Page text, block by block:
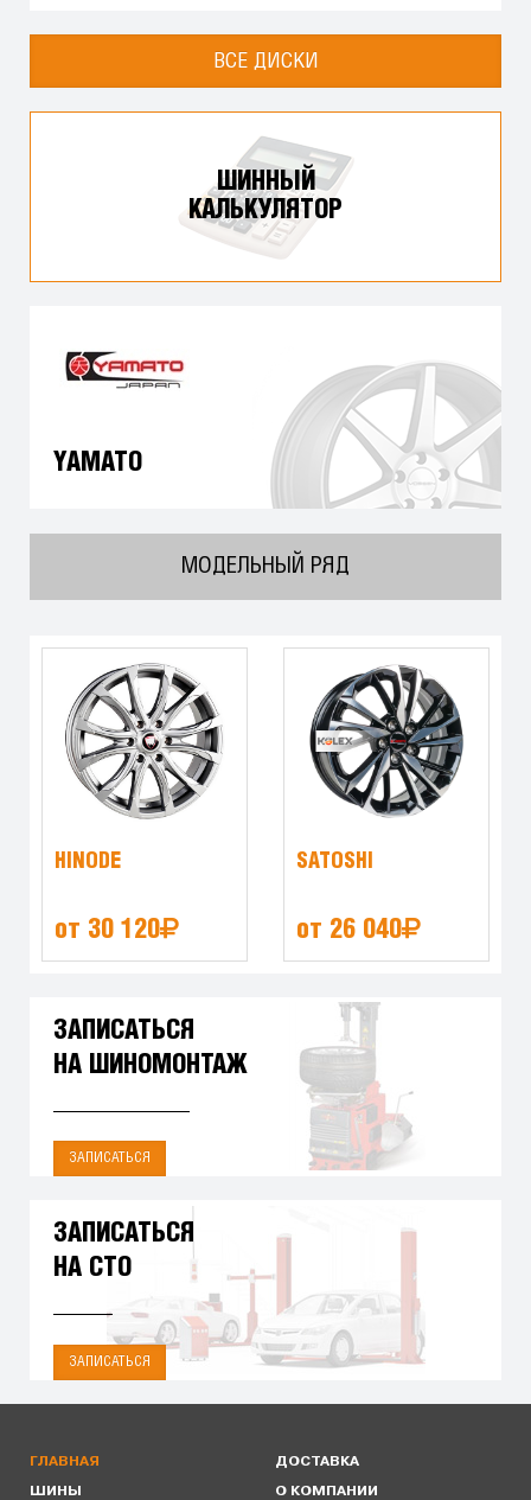
ВСЕ ДИСКИ
ШИННЫЙ
КАЛЬКУЛЯТОР
YAMATO
МОДЕЛЬНЫЙ РЯД
HINODE
от 30 120
SATOSHI
от 26 040
ЗАПИСАТЬСЯ
НА ШИНОМОНТАЖ
ЗАПИСАТЬСЯ
ЗАПИСАТЬСЯ
НА СТО
ЗАПИСАТЬСЯ
ГЛАВНАЯ
ШИНЫ
ДОСТАВКА
О КОМПАНИИ